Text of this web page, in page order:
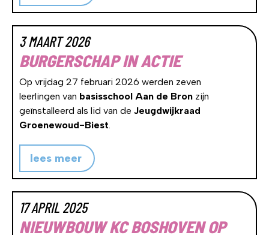
3 MAART 2026
BURGERSCHAP IN ACTIE
Op vrijdag 27 februari 2026 werden zeven
leerlingen van basisschool Aan de Bron zijn
geïnstalleerd als lid van de Jeugdwijkraad
Groenewoud-Biest.
lees meer
17 APRIL 2025
NIEUWBOUW KC BOSHOVEN OP